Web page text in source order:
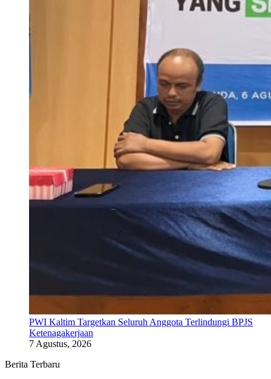
PWI Kaltim Targetkan Seluruh Anggota Terlindungi BPJS
Ketenagakerjaan
7 Agustus, 2026
Berita Terbaru